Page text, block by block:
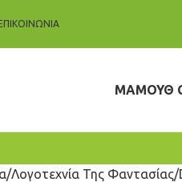
ΜΑΜΟΥΘ
Λογοτεχνία Της Φαντασίας